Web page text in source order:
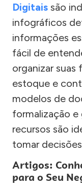
Digitais são
infográficos
informações
fácil de
organizar suas
estoque e
modelos de
formalização e
recursos são
tomar
Artigos:
para o Seu